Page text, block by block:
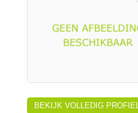
BEKIJK VOLLEDIG PROFIEL